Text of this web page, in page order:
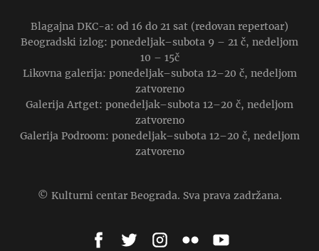
Blagajna DKC-a: od 16 do 21 sat (redovan repertoar)
Beogradski izlog: ponedeljak–subota 9 – 21 č, nedeljom
10 – 15č
Likovna galerija: ponedeljak–subota 12–20 č, nedeljom
zatvoreno
Galerija Artget: ponedeljak–subota 12–20 č, nedeljom
zatvoreno
Galerija Podroom: ponedeljak–subota 12–20 č, nedeljom
zatvoreno
© Kulturni centar Beograda. Sva prava zadržana.